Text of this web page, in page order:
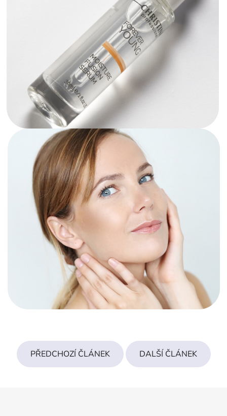
PŘEDCHOZÍ ČLÁNEK DALŠÍ ČLÁNEK